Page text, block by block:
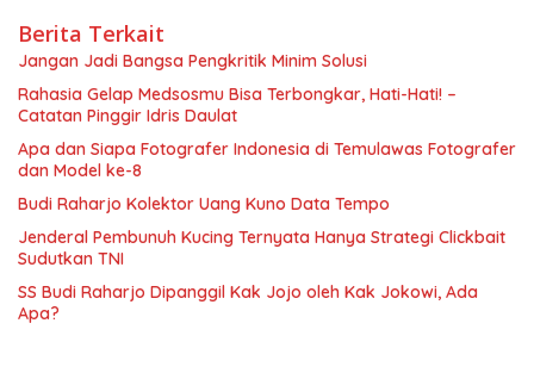
Berita Terkait
Jangan Jadi Bangsa Pengkritik Minim Solusi
Rahasia Gelap Medsosmu Bisa Terbongkar, Hati-Hati! –
Catatan Pinggir Idris Daulat
Apa dan Siapa Fotografer Indonesia di Temulawas Fotografer
dan Model ke-8
Budi Raharjo Kolektor Uang Kuno Data Tempo
Jenderal Pembunuh Kucing Ternyata Hanya Strategi Clickbait
Sudutkan TNI
SS Budi Raharjo Dipanggil Kak Jojo oleh Kak Jokowi, Ada
Apa?